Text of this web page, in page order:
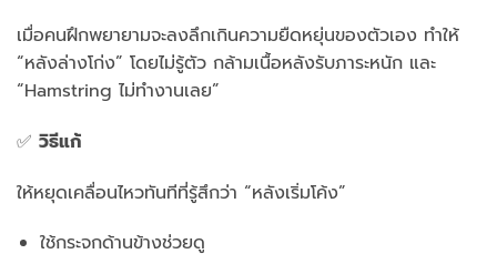
เมื่อคนฝึกพยายามจะลงลึกเกินความยืดหยุ่นของตัวเอง ทำให้
“หลังล่างโก่ง” โดยไม่รู้ตัว กล้ามเนื้อหลังรับภาระหนัก และ
“Hamstring ไม่ทำงานเลย”
✅ วิธีแก้
ให้หยุดเคลื่อนไหวทันทีที่รู้สึกว่า “หลังเริ่มโค้ง”
ใช้กระจกด้านข้างช่วยดู